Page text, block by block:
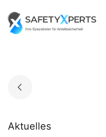
content
Go to landing page.
Aktuelles